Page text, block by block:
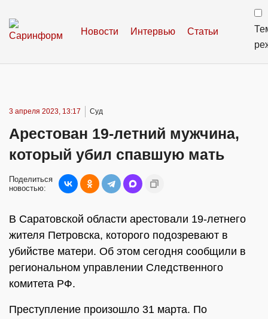
Новости Интервью Статьи
3 апреля 2023, 13:17 Суд
Арестован 19-летний мужчина,
который убил спавшую мать
Поделиться
новостью:
В Саратовской области арестовали 19-летнего
жителя Петровска, которого подозревают в
убийстве матери. Об этом сегодня сообщили в
региональном управлении Следственного
комитета РФ.
Преступление произошло 31 марта. По